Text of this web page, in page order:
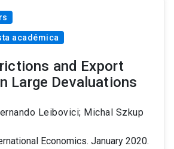
académica
and Export
Large Devaluations
Leibovici; Michal Szkup
Economics. January 2020.